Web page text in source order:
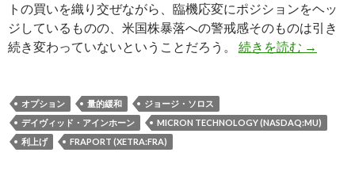
トの買いを織り交ぜながら、臨機応変にポジションをヘッ
ジしているものの、米国株暴落への警戒感そのものは引き
続き変わっていないということだろう。 続きを読む Form
→
オプション 量的緩和
ジョージ・ソロス
デイヴィッド・アインホーン
MICRON TECHNOLOGY (NASDAQ:MU)
利上げ
FRAPORT (XETRA:FRA)